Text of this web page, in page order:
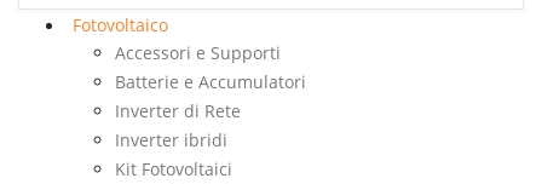
Fotovoltaico
Accessori e Supporti
Batterie e Accumulatori
Inverter di Rete
Inverter ibridi
Kit Fotovoltaici